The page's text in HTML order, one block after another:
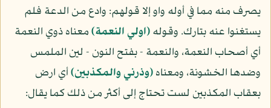
يصرف منه مما في أوله واو إلا قولهم: وادع من الدعة فلم
يستغنوا عنه بتارك. وقوله(اولي النعمة)معناه ذوي النعمة
أي أصحاب النعمة، والنعمة - بفتح النون - لين الملمس
وضدها الخشونة، ومعناه(وذرني والمكذبين)أي ارض
بعقاب المكذبين لست تحتاج إلى أكثر من ذلك كما يقال: